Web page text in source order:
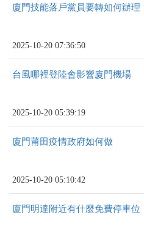
廈門技能落戶黨員要轉如何辦理
2025-10-20 07:36:50
台風哪裡登陸會影響廈門機場
2025-10-20 05:39:19
廈門莆田疫情政府如何做
2025-10-20 05:10:42
廈門明達附近有什麼免費停車位